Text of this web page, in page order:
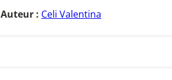
Auteur : Celi Valentina